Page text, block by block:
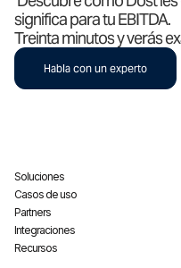
significa para tu EBITDA.
Treinta minutos y verás
Habla con un experto
Soluciones
Casos de uso
Partners
Integraciones
Recursos